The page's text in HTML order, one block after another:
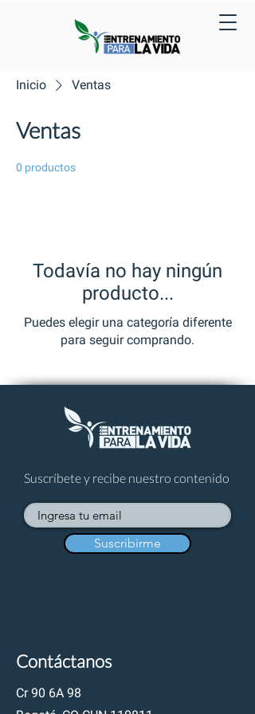
Inicio Ventas
Ventas
0 productos
Todavía no hay ningún
producto...
Puedes elegir una categoría diferente
para seguir comprando.
Suscríbete y recibe nuestro contenido
Suscribirme
Contáctanos
Cr 90 6A 98